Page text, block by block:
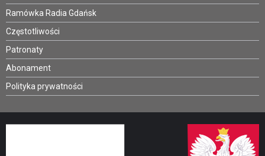
Ramówka Radia Gdańsk
Częstotliwości
Patronaty
Abonament
Polityka prywatności